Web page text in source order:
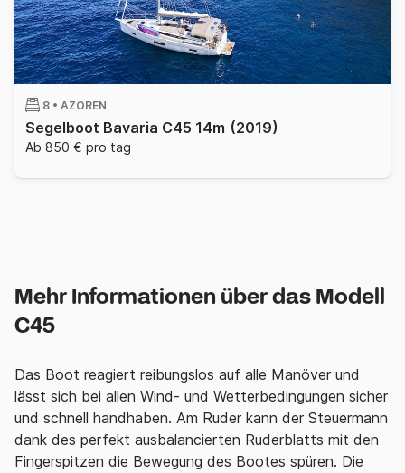
8 • AZOREN
Segelboot Bavaria C45 14m (2019)
Ab 850 € pro tag
Mehr Informationen über das Modell
C45
Das Boot reagiert reibungslos auf alle Manöver und
lässt sich bei allen Wind- und Wetterbedingungen sicher
und schnell handhaben. Am Ruder kann der Steuermann
dank des perfekt ausbalancierten Ruderblatts mit den
Fingerspitzen die Bewegung des Bootes spüren. Die